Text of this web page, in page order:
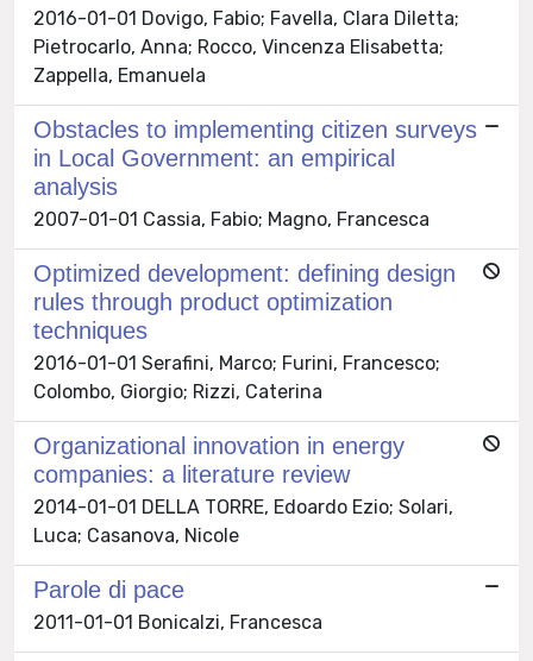
2016-01-01 Dovigo, Fabio; Favella, Clara Diletta;
Pietrocarlo, Anna; Rocco, Vincenza Elisabetta;
Zappella, Emanuela
Obstacles to implementing citizen surveys
in Local Government: an empirical
analysis
2007-01-01 Cassia, Fabio; Magno, Francesca
Optimized development: defining design
rules through product optimization
techniques
2016-01-01 Serafini, Marco; Furini, Francesco;
Colombo, Giorgio; Rizzi, Caterina
Organizational innovation in energy
companies: a literature review
2014-01-01 DELLA TORRE, Edoardo Ezio; Solari,
Luca; Casanova, Nicole
Parole di pace
2011-01-01 Bonicalzi, Francesca